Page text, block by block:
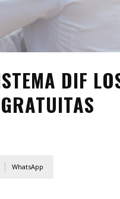
DIF
WhatsApp